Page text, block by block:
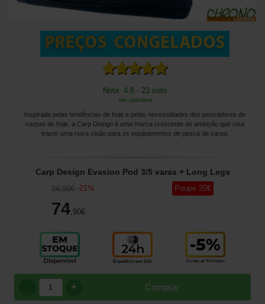
Nota: 4.8 - 23 voto
Ver opiniões
Inspirada pelas tendências de hoje e pelas necessidades dos pescadores de
carpas de hoje, a Carp Design é uma marca crescente de ambição que visa
trazer uma nova visão para os equipamentos de pesca de carpa.
Carp Design Evasion Pod 3/5 varas + Long Legs
94,90€ -21%
74 ,90€
Poupe 20€
Comprar
+